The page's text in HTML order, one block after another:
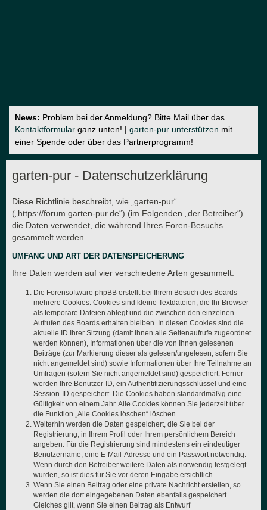
News: Problem bei der Anmeldung? Bitte Mail über das
Kontaktformular ganz unten! | garten-pur unterstützen mit
einer Spende oder über das Partnerprogramm!
garten-pur - Datenschutzerklärung
Diese Richtlinie beschreibt, wie „garten-pur“
(„https://forum.garten-pur.de“) (im Folgenden „der Betreiber“)
die Daten verwendet, die während Ihres Foren-Besuchs
gesammelt werden.
UMFANG UND ART DER DATENSPEICHERUNG
Ihre Daten werden auf vier verschiedene Arten gesammelt:
Die Forensoftware phpBB erstellt bei Ihrem Besuch des Boards
mehrere Cookies. Cookies sind kleine Textdateien, die Ihr Browser
als temporäre Dateien ablegt und die zwischen den einzelnen
Aufrufen des Boards erhalten bleiben. In diesen Cookies sind die
aktuelle ID Ihrer Sitzung (damit Ihnen alle Seitenaufrufe zugeordnet
werden können), Informationen über die von Ihnen gelesenen
Beiträge (zur Markierung dieser als gelesen/ungelesen; sofern Sie
nicht angemeldet sind) sowie Informationen über Ihre Teilnahme an
Umfragen (sofern Sie nicht angemeldet sind) gespeichert. Ferner
werden Ihre Benutzer-ID, ein Authentifizierungsschlüssel und eine
Session-ID gespeichert. Die Cookies haben standardmäßig eine
Gültigkeit von einem Jahr. Alle Cookies können Sie jederzeit über
die Funktion „Alle Cookies löschen“ löschen.
Weiterhin werden die Daten gespeichert, die Sie bei der
Registrierung, in Ihrem Profil oder Ihrem persönlichem Bereich
angeben. Für die Registrierung sind mindestens ein eindeutiger
Benutzername, eine E-Mail-Adresse und ein Passwort notwendig.
Wenn durch den Betreiber weitere Daten als notwendig festgelegt
wurden, so ist dies für Sie vor deren Eingabe ersichtlich.
Wenn Sie einen Beitrag oder eine private Nachricht erstellen, so
werden die dort eingegebenen Daten ebenfalls gespeichert.
Gleiches gilt, wenn Sie einen Beitrag als Entwurf